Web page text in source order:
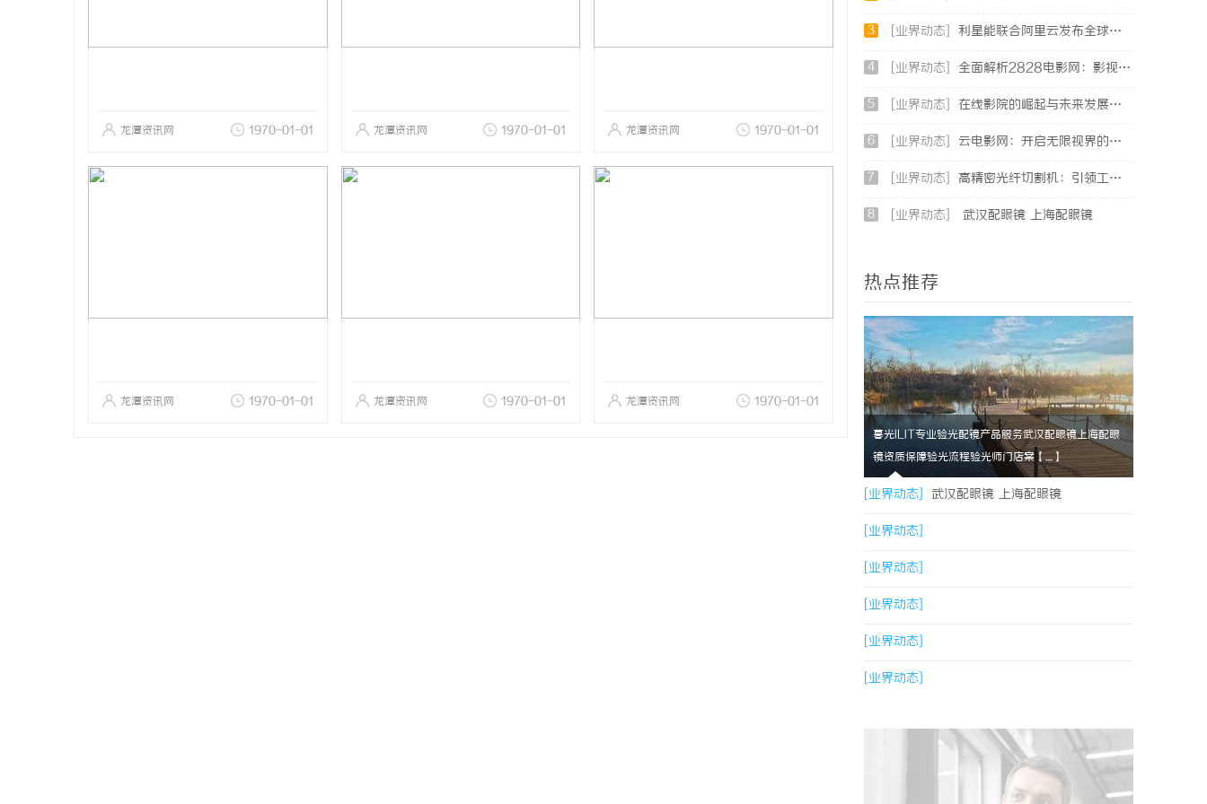
龙潭资讯网 1970-01-01 龙潭资讯网 1970-01-01 龙潭资讯网 1970-01-01
龙潭资讯网 1970-01-01 龙潭资讯网 1970-01-01 龙潭资讯网 1970-01-01
3 [业界动态] 利星能联合阿里云发布全球首个分布式算电协同解决方案
4 [业界动态] 全面解析2828电影网：影视资源的丰富宝库及其使用指南
5 [业界动态] 在线影院的崛起与未来发展趋势深度解析
6 [业界动态] 云电影网：开启无限视界的全新影视体验之旅
7 [业界动态] 高精密光纤切割机：引领工业制造新时代的利器
8 [业界动态] 武汉配眼镜 上海配眼镜
热点推荐
暮光ILIT专业验光配镜产品服务武汉配眼镜上海配眼
镜资质保障验光流程验光师门店案【....】
[业界动态] 武汉配眼镜 上海配眼镜
[业界动态]
[业界动态]
[业界动态]
[业界动态]
[业界动态]